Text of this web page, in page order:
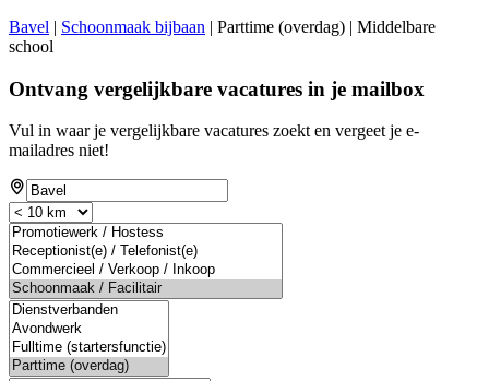
Bavel | Schoonmaak bijbaan | Parttime (overdag) | Middelbare
school
Ontvang vergelijkbare vacatures in je mailbox
Vul in waar je vergelijkbare vacatures zoekt en vergeet je e-
mailadres niet!